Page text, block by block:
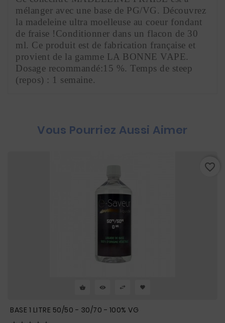
mélanger avec une base de PG/VG. Découvrez
la madeleine ultra moelleuse au coeur fondant
de fraise !Conditionner dans un flacon de 30
ml. Ce produit est de fabrication française et
provient de la gamme LA BONNE VAPE.
Dosage recommandé:15 %. Temps de steep
(repos) : 1 semaine.
Vous Pourriez Aussi Aimer
BASE 1 LITRE 50/50 - 30/70 - 100% VG
favorite_border